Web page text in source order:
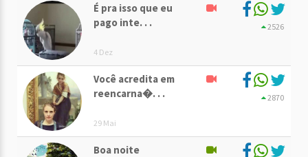
É pra isso que eu
pago inte. . .
4 Dez
2526
Você acredita em
reencarna�. . .
29 Mai
2870
Boa noite